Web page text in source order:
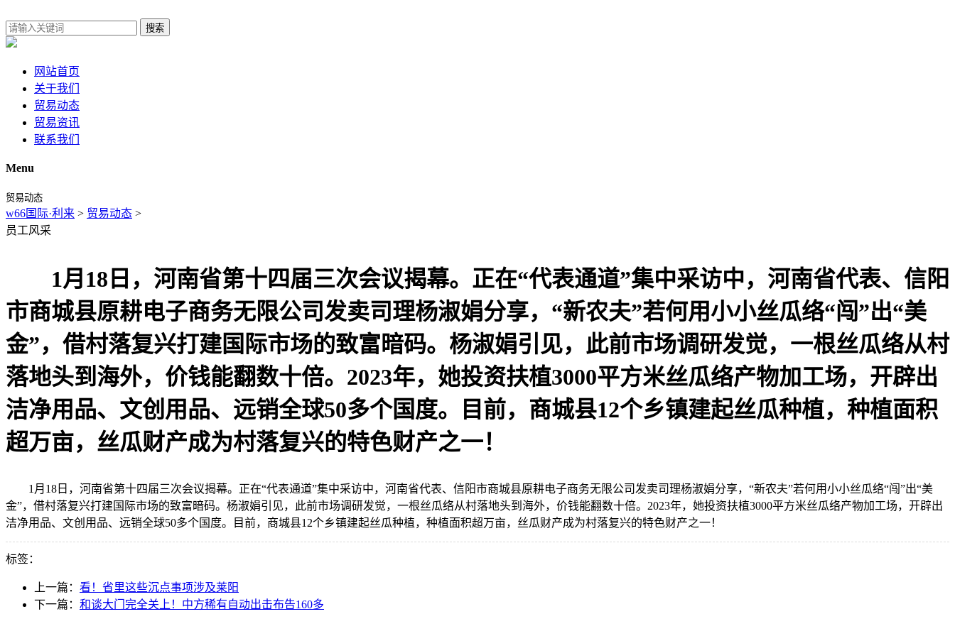
搜索
网站首页
关于我们
贸易动态
贸易资讯
联系我们
Menu
贸易动态
w66国际·利来 > 贸易动态 >
员工风采
1月18日，河南省第十四届三次会议揭幕。正在“代表通道”集中采访中，河南省代表、信阳
市商城县原耕电子商务无限公司发卖司理杨淑娟分享，“新农夫”若何用小小丝瓜络“闯”出“美
金”，借村落复兴打建国际市场的致富暗码。杨淑娟引见，此前市场调研发觉，一根丝瓜络从村
落地头到海外，价钱能翻数十倍。2023年，她投资扶植3000平方米丝瓜络产物加工场，开辟出
洁净用品、文创用品、远销全球50多个国度。目前，商城县12个乡镇建起丝瓜种植，种植面积
超万亩，丝瓜财产成为村落复兴的特色财产之一！
1月18日，河南省第十四届三次会议揭幕。正在“代表通道”集中采访中，河南省代表、信阳市商城县原耕电子商务无限公司发卖司理杨淑娟分享，“新农夫”若何用小小丝瓜络“闯”出“美
金”，借村落复兴打建国际市场的致富暗码。杨淑娟引见，此前市场调研发觉，一根丝瓜络从村落地头到海外，价钱能翻数十倍。2023年，她投资扶植3000平方米丝瓜络产物加工场，开辟出
洁净用品、文创用品、远销全球50多个国度。目前，商城县12个乡镇建起丝瓜种植，种植面积超万亩，丝瓜财产成为村落复兴的特色财产之一！
标签：
上一篇： 看！省里这些沉点事项涉及莱阳
下一篇： 和谈大门完全关上！中方稀有自动出击布告160多